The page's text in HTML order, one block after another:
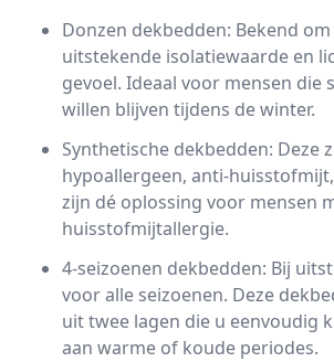
Donzen dekbedden: Bekend
uitstekende isolatiewaarde en
gevoel. Ideaal voor mensen die
willen blijven tijdens de winter.
Synthetische dekbedden: Deze
hypoallergeen, anti-
zijn dé oplossing voor mensen
huisstofmijtallergie.
4-seizoenen dekbedden: Bij
voor alle seizoenen. Deze
uit twee lagen die u eenvoudig
aan warme of koude periodes.